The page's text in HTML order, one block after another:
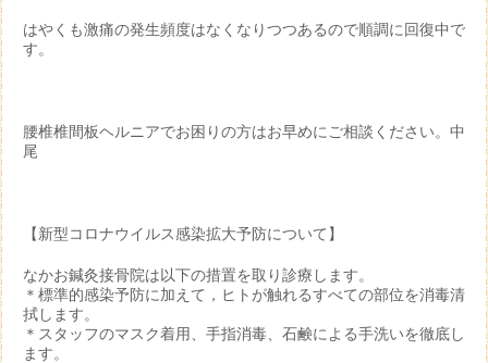
はやくも激痛の発生頻度はなくなりつつあるので順調に回復中で
す。
腰椎椎間板ヘルニアでお困りの方はお早めにご相談ください。中
尾
【新型コロナウイルス感染拡大予防について】
なかお鍼灸接骨院は以下の措置を取り診療します。
＊標準的感染予防に加えて，ヒトが触れるすべての部位を消毒清
拭します。
＊スタッフのマスク着用、手指消毒、石鹸による手洗いを徹底し
ます。